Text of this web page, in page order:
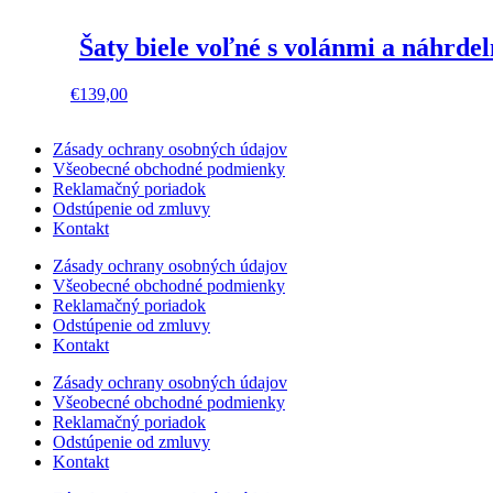
Šaty biele voľné s volánmi a
€139,00
multiple
variants.
The
options
chosen
on
the
product
Zásady ochrany osobných údajov
Všeobecné obchodné podmienky
Reklamačný poriadok
Odstúpenie od zmluvy
Kontakt
Zásady ochrany osobných údajov
Všeobecné obchodné podmienky
Reklamačný poriadok
Odstúpenie od zmluvy
Kontakt
Zásady ochrany osobných údajov
Všeobecné obchodné podmienky
Reklamačný poriadok
Odstúpenie od zmluvy
Kontakt